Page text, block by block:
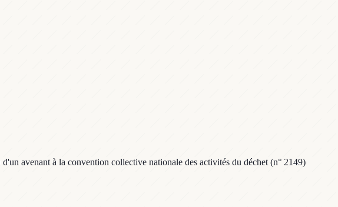
avenant à la convention collective nationale des activités du déchet (n° 2149)